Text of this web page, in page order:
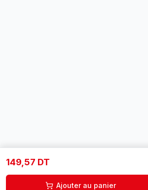
149,57 DT
Ajouter au panier